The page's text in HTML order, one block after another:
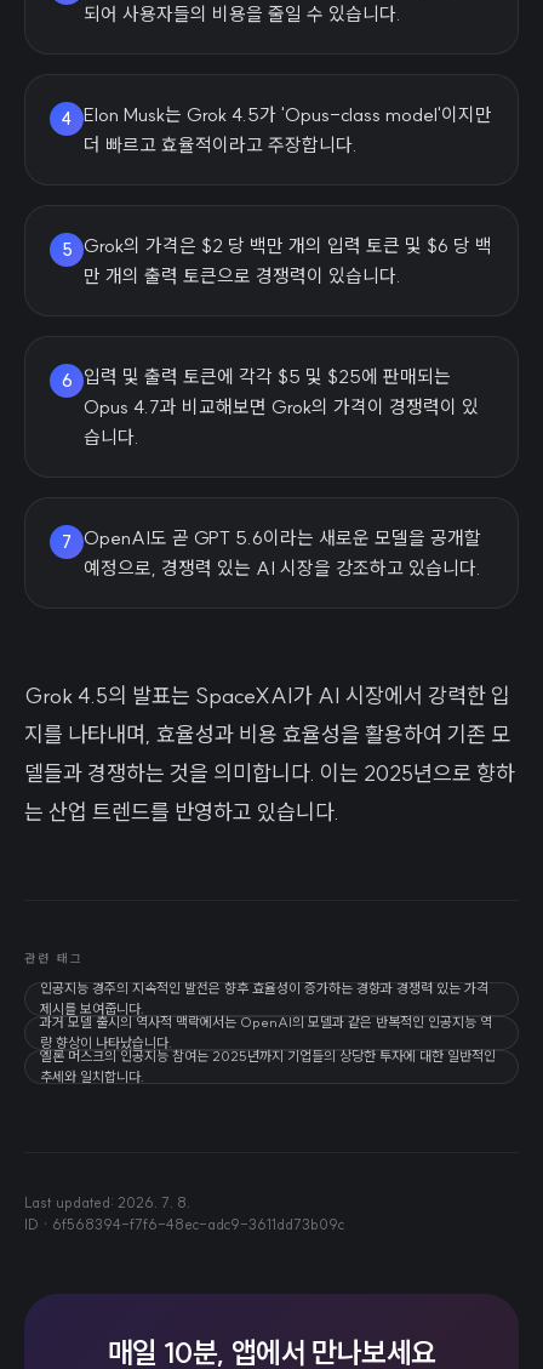
되어 사용자들의 비용을 줄일 수 있습니다.
4 Elon Musk는 Grok 4.5가 'Opus-class model'이지만
더 빠르고 효율적이라고 주장합니다.
5
Grok의 가격은 $2 당 백만 개의 입력 토큰 및 $6 당 백
만 개의 출력 토큰으로 경쟁력이 있습니다.
6
입력 및 출력 토큰에 각각 $5 및 $25에 판매되는
Opus 4.7과 비교해보면 Grok의 가격이 경쟁력이 있
습니다.
7
OpenAI도 곧 GPT 5.6이라는 새로운 모델을 공개할
예정으로, 경쟁력 있는 AI 시장을 강조하고 있습니다.
Grok 4.5의 발표는 SpaceXAI가 AI 시장에서 강력한 입
지를 나타내며, 효율성과 비용 효율성을 활용하여 기존 모
델들과 경쟁하는 것을 의미합니다. 이는 2025년으로 향하
는 산업 트렌드를 반영하고 있습니다.
관련 태그
인공지능 경주의 지속적인 발전은 향후 효율성이 증가하는 경향과 경쟁력 있는 가격
제시를 보여줍니다.
과거 모델 출시의 역사적 맥락에서는 OpenAI의 모델과 같은 반복적인 인공지능 역
량 향상이 나타났습니다.
엘론 머스크의 인공지능 참여는 2025년까지 기업들의 상당한 투자에 대한 일반적인
추세와 일치합니다.
Last updated: 2026. 7. 8.
ID · 6f568394-f7f6-48ec-adc9-3611dd73b09c
매일 10분, 앱에서 만나보세요